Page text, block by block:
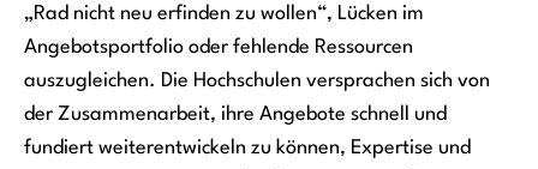
„Rad nicht neu erfinden zu wollen“, Lücken im
Angebotsportfolio oder fehlende Ressourcen
auszugleichen. Die Hochschulen versprachen sich von
der Zusammenarbeit, ihre Angebote schnell und
fundiert weiterentwickeln zu können, Expertise und